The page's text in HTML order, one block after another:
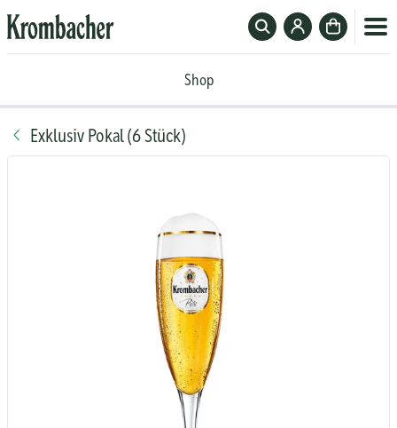
Suchfeld
ein-
Zum
Krombacher-
Zur
Kasse
Shop
Exklusiv Pokal (6 Stück)